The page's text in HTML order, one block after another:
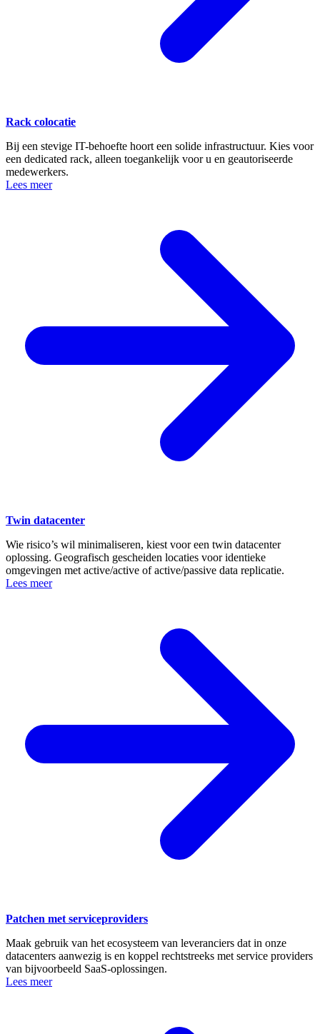
Rack colocatie
Bij een stevige IT-behoefte hoort een solide infrastructuur. Kies voor
een dedicated rack, alleen toegankelijk voor u en geautoriseerde
medewerkers.
Lees meer
Twin datacenter
Wie risico’s wil minimaliseren, kiest voor een twin datacenter
oplossing. Geografisch gescheiden locaties voor identieke
omgevingen met active/active of active/passive data replicatie.
Lees meer
Patchen met serviceproviders
Maak gebruik van het ecosysteem van leveranciers dat in onze
datacenters aanwezig is en koppel rechtstreeks met service providers
van bijvoorbeeld SaaS-oplossingen.
Lees meer